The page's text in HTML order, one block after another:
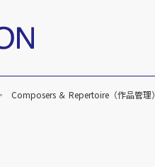
Composers ＆ Repertoire（作品管理）